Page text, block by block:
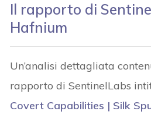
Il rapporto di
Hafnium
Un’analisi dettagliata
rapporto di SentinelLabs
Covert Capabilities | Silk